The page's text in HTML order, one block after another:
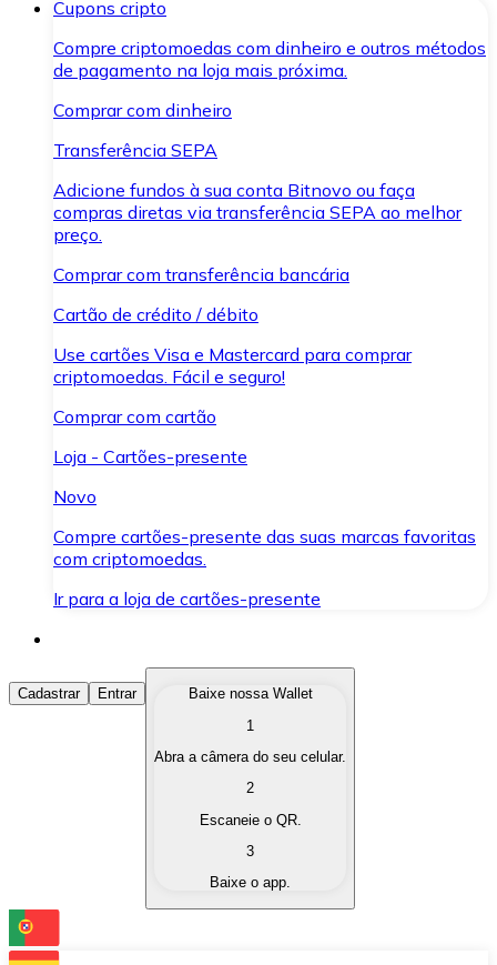
Cupons cripto
Compre criptomoedas com dinheiro e outros métodos
de pagamento na loja mais próxima.
Comprar com dinheiro
Transferência SEPA
Adicione fundos à sua conta Bitnovo ou faça
compras diretas via transferência SEPA ao melhor
preço.
Comprar com transferência bancária
Cartão de crédito / débito
Use cartões Visa e Mastercard para comprar
criptomoedas. Fácil e seguro!
Comprar com cartão
Loja - Cartões-presente
Novo
Compre cartões-presente das suas marcas favoritas
com criptomoedas.
Ir para a loja de cartões-presente
Comprar Criptomoedas
Compre as criptomoedas de seu interesse de forma
Converta suas criptomoedas em moeda fiduciária
Troque uma criptomoeda por outra
Cadastrar Entrar
Baixe nossa Wallet
1
Abra a câmera do seu celular.
2
Escaneie o QR.
3
Baixe o app.